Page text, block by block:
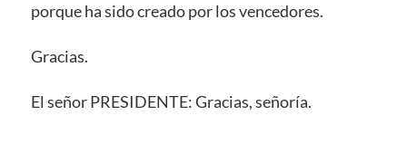
porque ha sido creado por los vencedores.
Gracias.
El señor PRESIDENTE: Gracias, señoría.